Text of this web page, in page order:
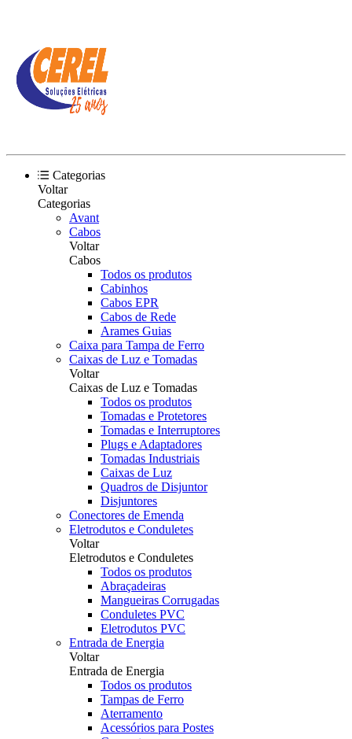
Categorias
Voltar
Categorias
Avant
Cabos
Voltar
Cabos
Todos os produtos
Cabinhos
Cabos EPR
Cabos de Rede
Arames Guias
Caixa para Tampa de Ferro
Caixas de Luz e Tomadas
Voltar
Caixas de Luz e Tomadas
Todos os produtos
Tomadas e Protetores
Tomadas e Interruptores
Plugs e Adaptadores
Tomadas Industriais
Caixas de Luz
Quadros de Disjuntor
Disjuntores
Conectores de Emenda
Eletrodutos e Conduletes
Voltar
Eletrodutos e Conduletes
Todos os produtos
Abraçadeiras
Mangueiras Corrugadas
Conduletes PVC
Eletrodutos PVC
Entrada de Energia
Voltar
Entrada de Energia
Todos os produtos
Tampas de Ferro
Aterramento
Acessórios para Postes